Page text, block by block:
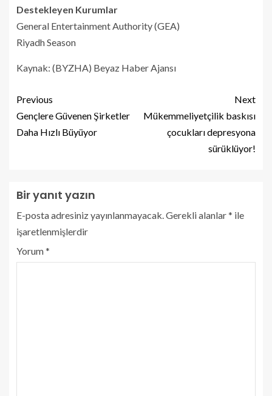
Destekleyen Kurumlar
General Entertainment Authority (GEA)
Riyadh Season
Kaynak: (BYZHA) Beyaz Haber Ajansı
Previous
Gençlere Güvenen Şirketler
Daha Hızlı Büyüyor
Next
Mükemmeliyetçilik baskısı
çocukları depresyona
sürüklüyor!
Bir yanıt yazın
E-posta adresiniz yayınlanmayacak. Gerekli alanlar* ile
işaretlenmişlerdir
Yorum*